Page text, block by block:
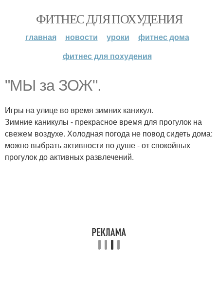
ФИТНЕС ДЛЯ ПОХУДЕНИЯ
главная новости уроки
фитнес дома
фитнес для похудения
"МЫ за ЗОЖ".
Игры на улице во время зимних каникул.
Зимние каникулы - прекрасное время для прогулок на
свежем воздухе. Холодная погода не повод сидеть дома:
можно выбрать активности по душе - от спокойных
прогулок до активных развлечений.